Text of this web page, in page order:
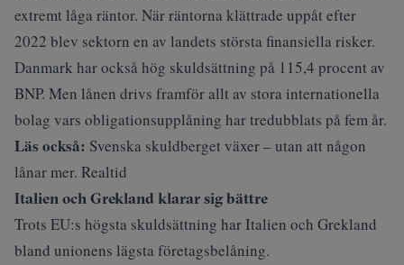
extremt låga räntor. När räntorna klättrade uppåt efter
2022 blev sektorn en av landets största finansiella risker.
Danmark har också hög skuldsättning på 115,4 procent av
BNP. Men lånen drivs framför allt av stora internationella
bolag vars obligationsupplåning har tredubblats på fem år.
Läs också: Svenska skuldberget växer – utan att någon
lånar mer. Realtid
Italien och Grekland klarar sig bättre
Trots EU:s högsta skuldsättning har Italien och Grekland
bland unionens lägsta företagsbelåning.